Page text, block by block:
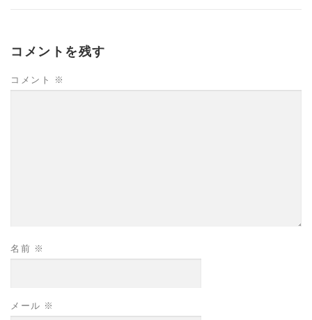
コメントを残す
コメント ※
名前 ※
メール ※